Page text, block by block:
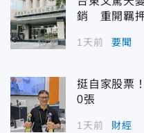
銷 重開羈
1天前 要聞
挺自家股票
0張
1天前 財經